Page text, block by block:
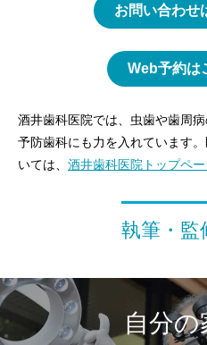
お問い合わせ
Web予約は
酒井歯科医院では、虫歯や歯周
予防歯科にも力を入れています
いては、 酒井歯科医院トップペー
執筆・監
自分